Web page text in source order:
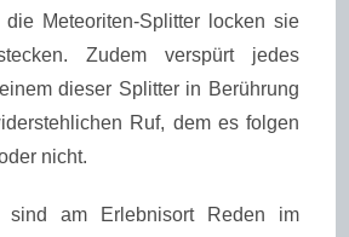
die Meteoriten-Splitter locken sie
Zudem verspürt jedes
dieser Splitter in Berührung
Ruf, dem es folgen
nicht.
sind am Erlebnisort Reden im